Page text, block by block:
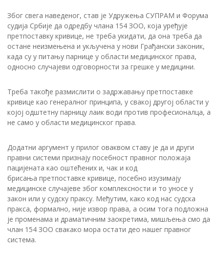
Због свега наведеног, став је Удружења СУПРАМ и Форума
судија Србије да одредбу члана 154 ЗОО, која уређује
претпоставку кривице, не треба укидати, да она треба да
остане неизмењена и укључена у нови Грађански законик,
када су у питању парнице у области медицинског права,
односно случајеви одговорности за грешке у медицини.
Треба такође размислити о задржавању претпоставке
кривице као генералног принципа, у свакој другој области у
којој одштетну парницу лаик води против професионалца, а
не само у области медицинског права.
Додатни аргумент у прилог оваквом ставу је да и други
правни системи признају посебност правног положаја
пацијената као оштећених и, чак и код
брисања претпоставке кривице, посебно изузимају
медицинске случајеве због комплексности и то уносе у
закон или у судску праксу. Међутим, како код нас судска
пракса, формално, није извор права, а осим тога подложна
је променама и драматичним заокретима, мишљења смо да
члан 154 ЗОО свакако мора остати део нашег правног
система.